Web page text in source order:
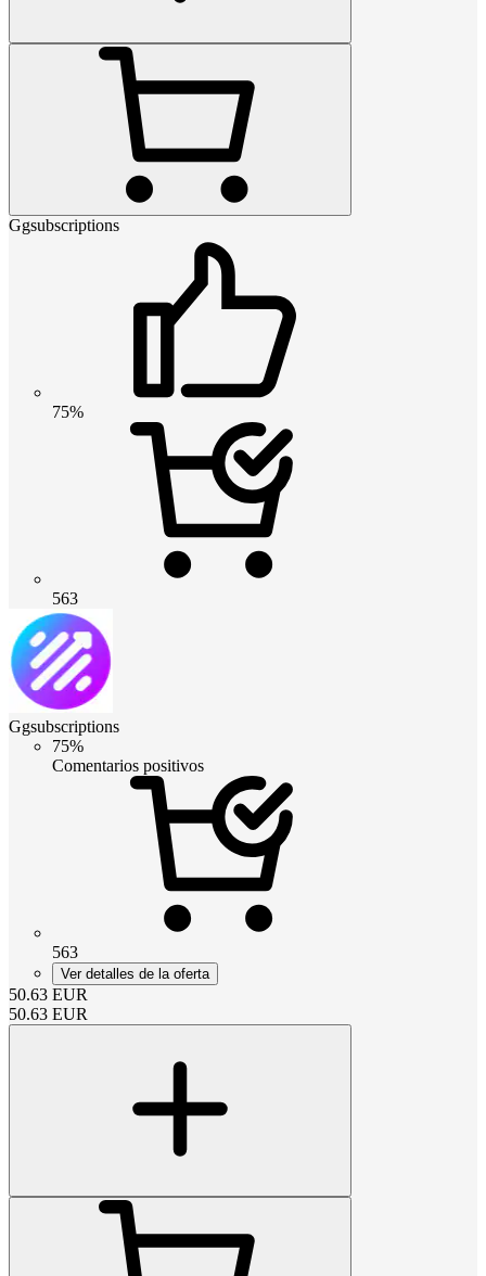
Ggsubscriptions
75%
563
Ggsubscriptions
75%
Comentarios positivos
563
Ver detalles de la oferta
50.63 EUR
50.63 EUR